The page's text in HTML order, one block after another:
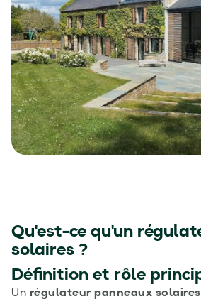
Qu'est-ce qu'un
solaires?
Définition et rôle
Un régulateur panneaux solaires